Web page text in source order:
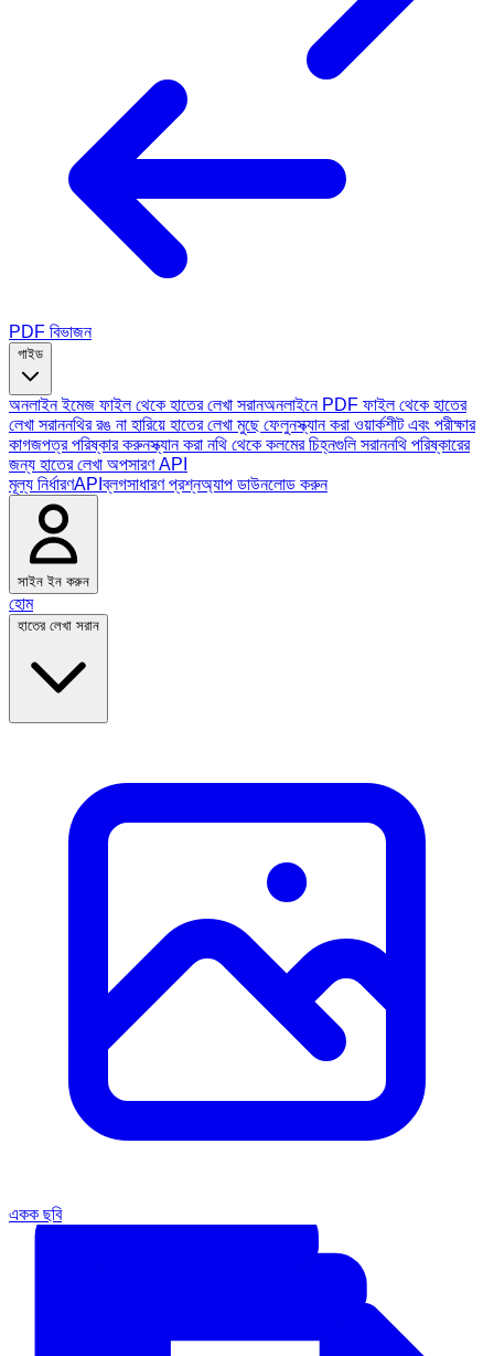
PDF বিভাজন
গাইড
অনলাইন ইমেজ ফাইল থেকে হাতের লেখা সরানঅনলাইনে PDF ফাইল থেকে হাতের
লেখা সরাননথির রঙ না হারিয়ে হাতের লেখা মুছে ফেলুনস্ক্যান করা ওয়ার্কশীট এবং পরীক্ষার
কাগজপত্র পরিষ্কার করুনস্ক্যান করা নথি থেকে কলমের চিহ্নগুলি সরাননথি পরিষ্কারের
জন্য হাতের লেখা অপসারণ API
মূল্য নির্ধারণAPIব্লগসাধারণ প্রশ্নঅ্যাপ ডাউনলোড করুন
সাইন ইন করুন
হোম
হাতের লেখা সরান
একক ছবি